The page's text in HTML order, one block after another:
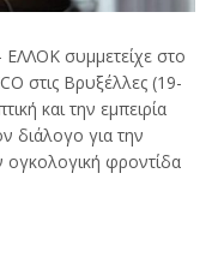
συμμετείχε στο
στις Βρυξέλλες (19-
και την εμπειρία
διάλογο για την
φροντίδα